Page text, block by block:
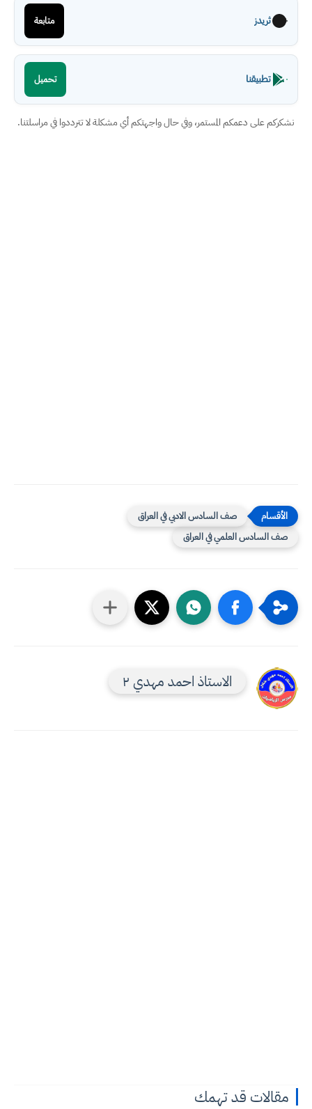
ثريدز متابعة
تطبيقنا تحميل
نشكركم على دعمكم المستمر، وفي حال واجهتكم أي مشكلة لا تترددوا في مراسلتنا.
صف السادس الادبي في العراق
صف السادس العلمي في العراق
الاستاذ احمد مهدي ٢
مقالات قد تهمك